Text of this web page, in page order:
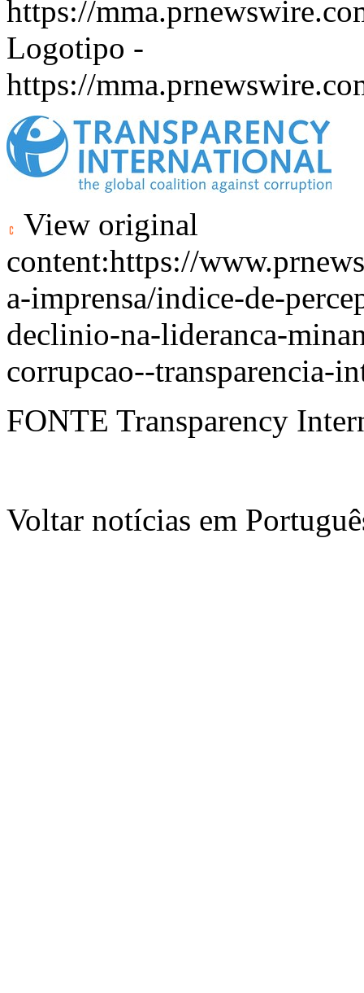
https://
Logotipo -
https://
View original
content:https://
a-imprensa/indice-de-
declinio-na-lideranca-
corrupcao--transparencia-
FONTE Transparency
Voltar notícias em